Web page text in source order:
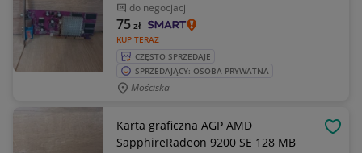
do negocjacji
KUP TERAZ
75zł
CZĘSTO SPRZEDAJE
SPRZEDAJĄCY: OSOBA PRYWATNA
Mościska
Karta graficzna AGP AMD
SapphireRadeon 9200 SE 128 MB